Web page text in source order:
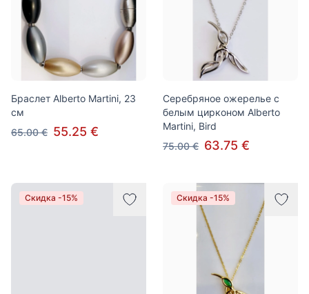
Браслет Alberto Martini, 23
см
65.00 € 55.25 €
Серебряное ожерелье с
белым цирконом Alberto
Martini, Bird
75.00 € 63.75 €
Скидка -15% Скидка -15%